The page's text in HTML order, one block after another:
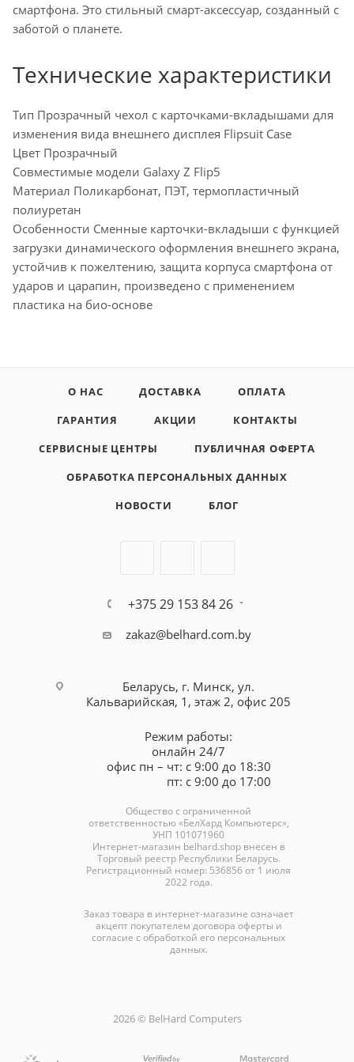
смартфона. Это стильный смарт-аксессуар, созданный с
заботой о планете.
Технические характеристики
Тип Прозрачный чехол с карточками-вкладышами для
изменения вида внешнего дисплея Flipsuit Case
Цвет Прозрачный
Совместимые модели Galaxy Z Flip5
Материал Поликарбонат, ПЭТ, термопластичный
полиуретан
Особенности Сменные карточки-вкладыши с функцией
загрузки динамического оформления внешнего экрана,
устойчив к пожелтению, защита корпуса смартфона от
ударов и царапин, произведено с применением
пластика на био-основе
О НАС ДОСТАВКА
ОПЛАТА
ГАРАНТИЯ
АКЦИИ
КОНТАКТЫ
СЕРВИСНЫЕ ЦЕНТРЫ
ПУБЛИЧНАЯ ОФЕРТА
ОБРАБОТКА ПЕРСОНАЛЬНЫХ ДАННЫХ
НОВОСТИ
БЛОГ
+375 29 153 84 26
zakaz@belhard.com.by
Беларусь, г. Минск, ул.
Кальварийская, 1, этаж 2, офис 205
Режим работы:
онлайн 24/7
офис пн – чт: с 9:00 до 18:30
пт: с 9:00 до 17:00
Общество с ограниченной
ответственностью «БелХард Компьютерс»,
УНП 101071960
Интернет-магазин belhard.shopвнесен в
Торговый реестр Республики Беларусь.
Регистрационный номер: 536856 от 1 июля
2022 года.
Заказ товара в интернет-магазине означает
акцепт покупателем договора оферты и
согласие с обработкой его персональных
данных.
2026 © BelHard Computers